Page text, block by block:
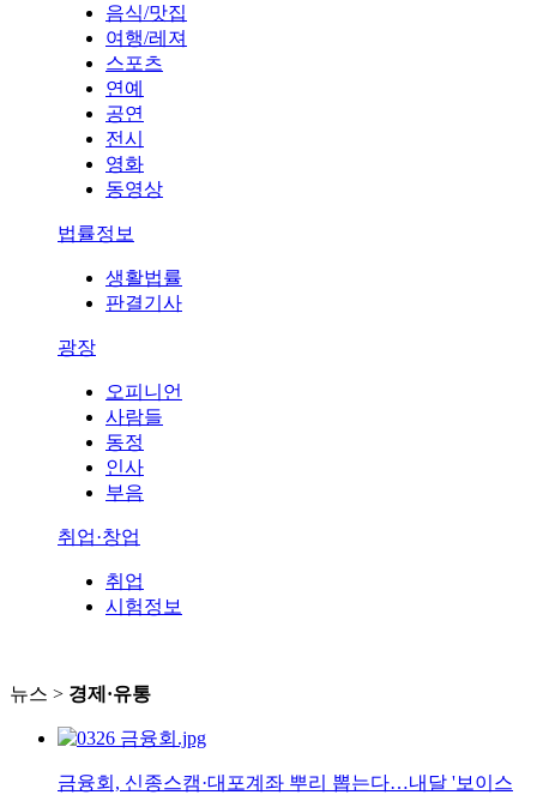
음식/맛집
여행/레져
스포츠
연예
공연
전시
영화
동영상
법률정보
생활법률
판결기사
광장
오피니언
사람들
동정
인사
부음
취업·창업
취업
시험정보
뉴스 > 경제·유통
금융회, 신종스캠·대포계좌 뿌리 뽑는다…내달 '보이스